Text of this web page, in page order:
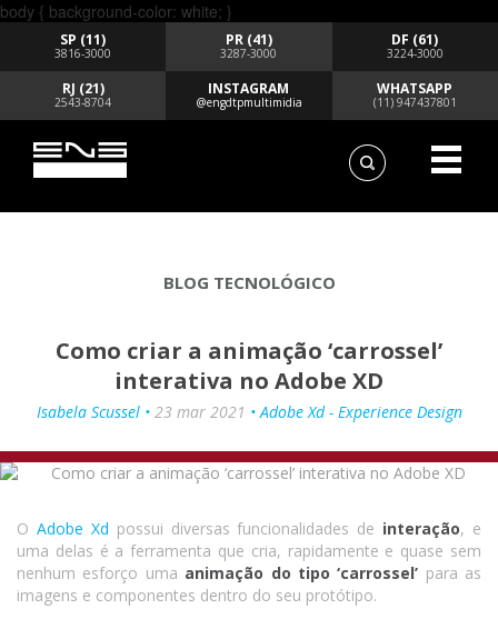
body { background-color: white; }
SP (11)
3816-3000
PR (41)
3287-3000
DF (61)
3224-3000
RJ (21)
2543-8704
INSTAGRAM
@engdtpmultimidia
WHATSAPP
(11) 947437801
BLOG TECNOLÓGICO
Como criar a animação ‘carrossel’
interativa no Adobe XD
Isabela Scussel • 23 mar 2021 • Adobe Xd - Experience Design
O Adobe Xd possui diversas funcionalidades de interação, e
uma delas é a ferramenta que cria, rapidamente e quase sem
nenhum esforço uma animação do tipo ‘carrossel’ para as
imagens e componentes dentro do seu protótipo.